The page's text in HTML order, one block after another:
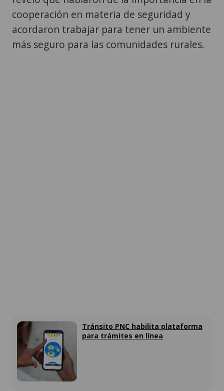
cooperación en materia de seguridad y
acordaron trabajar para tener un ambiente
más seguro para las comunidades rurales.
Tránsito PNC habilita plataforma
para trámites en línea